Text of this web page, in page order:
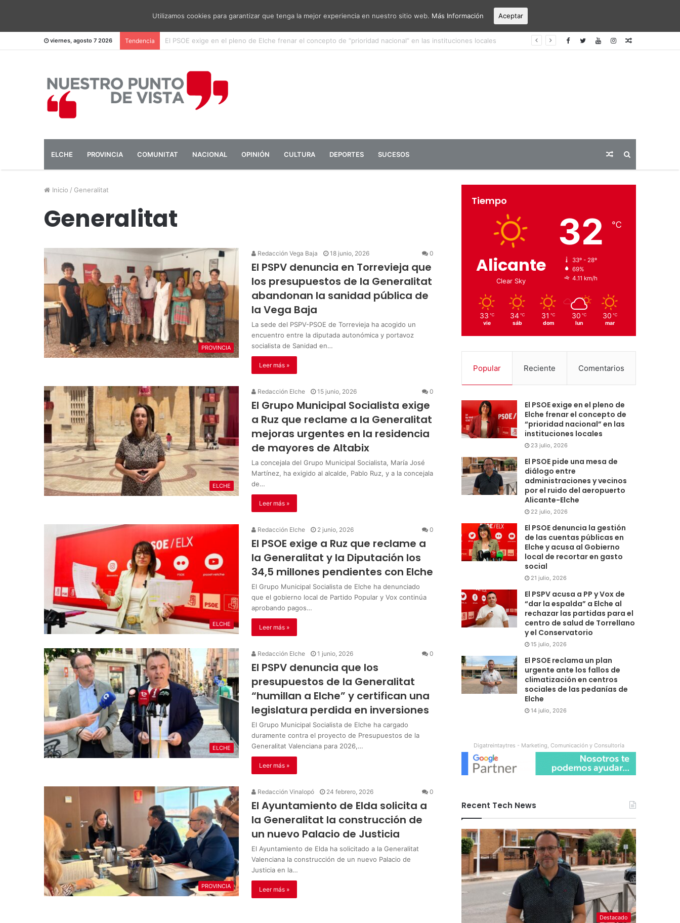
viernes, agosto 7 2026 Tendencia El PSOE pide una mesa de diálogo entre administraciones y vecinos por el ruido del aeropuerto Alicante-Elche Articulo
ELCHE PROVINCIA COMUNITAT NACIONAL OPINIÓN CULTURA DEPORTES SUCESOS Articulo
aleatorio
Inicio / Generalitat
Generalitat
PROVINCIA
Redacción Vega Baja 18 junio, 2026 0
El PSPV denuncia en Torrevieja que
los presupuestos de la Generalitat
abandonan la sanidad pública de
la Vega Baja
La sede del PSPV-PSOE de Torrevieja ha acogido un
encuentro entre la diputada autonómica y portavoz
socialista de Sanidad en…
Leer más »
ELCHE
Redacción Elche 15 junio, 2026 0
El Grupo Municipal Socialista exige
a Ruz que reclame a la Generalitat
mejoras urgentes en la residencia
de mayores de Altabix
La concejala del Grupo Municipal Socialista, María José
Martínez, ha exigido al alcalde, Pablo Ruz, y a la concejala
de…
Leer más »
ELCHE
Redacción Elche 2 junio, 2026 0
El PSOE exige a Ruz que reclame a
la Generalitat y la Diputación los
34,5 millones pendientes con Elche
El Grupo Municipal Socialista de Elche ha denunciado
que el gobierno local de Partido Popular y Vox continúa
aprobando pagos…
Leer más »
ELCHE
Redacción Elche 1 junio, 2026 0
El PSPV denuncia que los
presupuestos de la Generalitat
“humillan a Elche” y certifican una
legislatura perdida en inversiones
El Grupo Municipal Socialista de Elche ha cargado
duramente contra el proyecto de Presupuestos de la
Generalitat Valenciana para 2026,…
Leer más »
PROVINCIA
Redacción Vinalopó 24 febrero, 2026 0
El Ayuntamiento de Elda solicita a
la Generalitat la construcción de
un nuevo Palacio de Justicia
El Ayuntamiento de Elda ha solicitado a la Generalitat
Valenciana la construcción de un nuevo Palacio de
Justicia en la…
Leer más »
Tiempo
Alicante
Clear Sky
32 ℃
33º - 28º
69%
4.11 km/h
33 ℃
vie
34 ℃
sáb
31 ℃
dom
30 ℃
lun
30 ℃
mar
Popular Reciente Comentarios
El PSOE exige en el pleno de
Elche frenar el concepto de
“prioridad nacional” en las
instituciones locales
23 julio, 2026
El PSOE pide una mesa de
diálogo entre
administraciones y vecinos
por el ruido del aeropuerto
Alicante-Elche
22 julio, 2026
El PSOE denuncia la gestión
de las cuentas públicas en
Elche y acusa al Gobierno
local de recortar en gasto
social
21 julio, 2026
El PSPV acusa a PP y Vox de
“dar la espalda” a Elche al
rechazar las partidas para el
centro de salud de Torrellano
y el Conservatorio
15 julio, 2026
El PSOE reclama un plan
urgente ante los fallos de
climatización en centros
sociales de las pedanías de
Elche
14 julio, 2026
Digatreintaytres - Marketing, Comunicación y Consultoría
Recent Tech News
Destacado
Utilizamos cookies para garantizar que tenga la mejor experiencia en nuestro sitio web. Más Información Aceptar